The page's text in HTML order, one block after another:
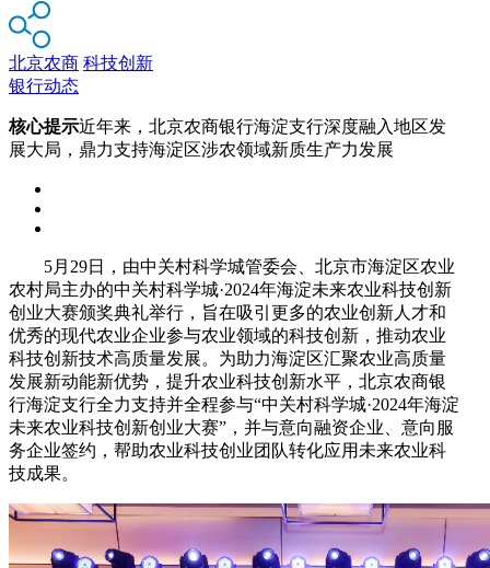
北京农商 科技创新
银行动态
核心提示近年来，北京农商银行海淀支行深度融入地区发
展大局，鼎力支持海淀区涉农领域新质生产力发展
5月29日，由中关村科学城管委会、北京市海淀区农业
农村局主办的中关村科学城·2024年海淀未来农业科技创新
创业大赛颁奖典礼举行，旨在吸引更多的农业创新人才和
优秀的现代农业企业参与农业领域的科技创新，推动农业
科技创新技术高质量发展。为助力海淀区汇聚农业高质量
发展新动能新优势，提升农业科技创新水平，北京农商银
行海淀支行全力支持并全程参与“中关村科学城·2024年海淀
未来农业科技创新创业大赛”，并与意向融资企业、意向服
务企业签约，帮助农业科技创业团队转化应用未来农业科
技成果。